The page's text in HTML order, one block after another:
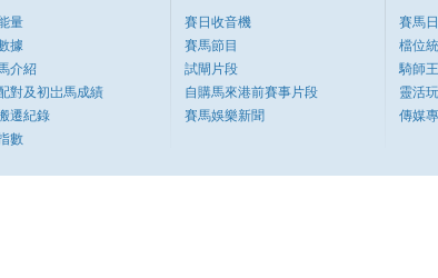
量
據
介紹
對及初岀馬成績
遷紀錄
數
賽日收音機
賽馬節目
試閘片段
自購馬來港前賽事片段
賽馬娛樂新聞
賽馬
檔位
騎師
靈活玩
傳媒